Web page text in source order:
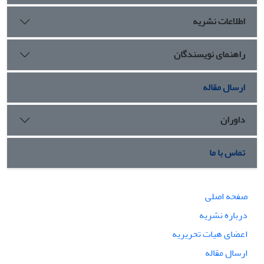
اطلاعات نشریه
راهنمای نویسندگان
ارسال مقاله
داوران
تماس با ما
صفحه اصلی
درباره نشریه
اعضای هیات تحریریه
ارسال مقاله